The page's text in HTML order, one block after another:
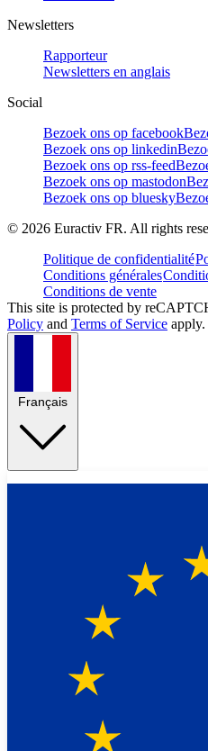
Newsletters
Rapporteur
Newsletters en anglais
Social
Bezoek ons op facebook
Bezoek ons op linkedin
Bezoek ons op rss-feed
Bezoek ons op mastodon
Bezoek ons op bluesky
© 2026 Euractiv FR. All rights
Politique de confidentialité
Conditions générales
Conditions de vente
This site is protected by
Policy and Terms of Service apply.
Français